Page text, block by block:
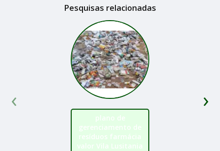
Pesquisas relacionadas
plano de
gerenciamento de
resíduos farmácia
valor Vila Lusitania
‹ ›